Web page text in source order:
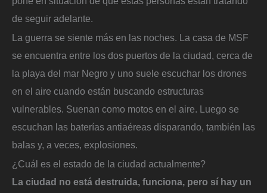
de seguir adelante.
La guerra se siente más en las noches. La casa de MSF
se encuentra entre los dos puertos de la ciudad, cerca de
la playa del mar Negro y uno suele escuchar los drones
en el aire cuando están buscando estructuras
vulnerables. Suenan como motos en el aire. Luego se
escuchan las baterías antiaéreas disparando, también las
balas y, a veces, explosiones.
¿Cuál es el estado de la ciudad actualmente?
La ciudad no está destruida, funciona, pero sí hay un